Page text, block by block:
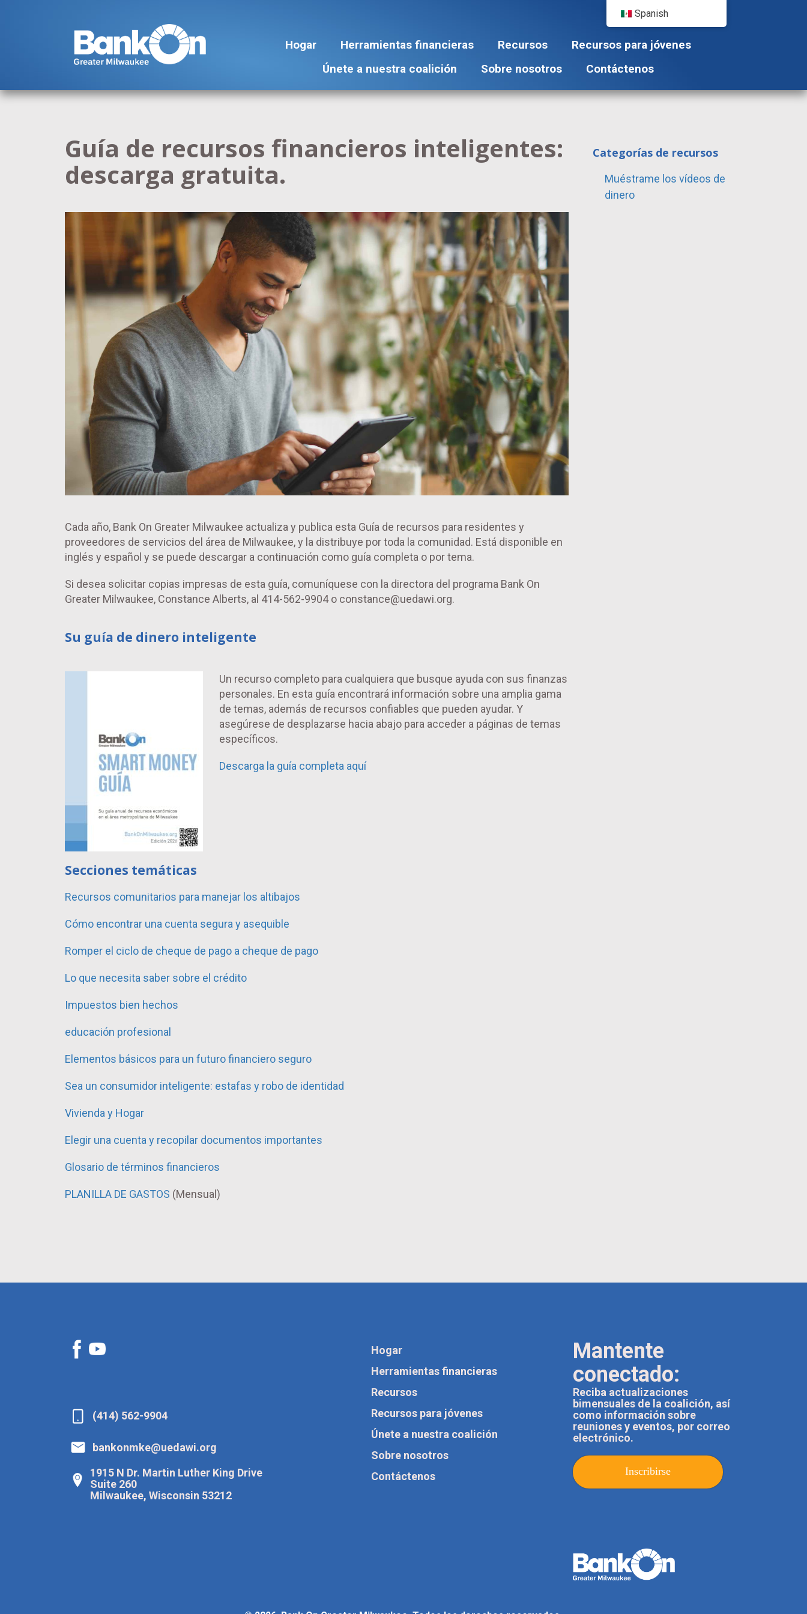
Hogar Herramientas financieras Recursos
Recursos para jóvenes
Únete a nuestra coalición
Sobre nosotros Contáctenos
Guía de recursos financieros inteligentes:
descarga gratuita.
Cada año, Bank On Greater Milwaukee actualiza y publica esta Guía de recursos para residentes y
proveedores de servicios del área de Milwaukee, y la distribuye por toda la comunidad. Está disponible en
inglés y español y se puede descargar a continuación como guía completa o por tema.
Si desea solicitar copias impresas de esta guía, comuníquese con la directora del programa Bank On
Greater Milwaukee, Constance Alberts, al 414-562-9904 o constance@uedawi.org.
Su guía de dinero inteligente
Un recurso completo para cualquiera que busque ayuda con sus finanzas
personales. En esta guía encontrará información sobre una amplia gama
de temas, además de recursos confiables que pueden ayudar. Y
asegúrese de desplazarse hacia abajo para acceder a páginas de temas
específicos.
Descarga la guía completa aquí
Secciones temáticas
Recursos comunitarios para manejar los altibajos
Cómo encontrar una cuenta segura y asequible
Romper el ciclo de cheque de pago a cheque de pago
Lo que necesita saber sobre el crédito
Impuestos bien hechos
educación profesional
Elementos básicos para un futuro financiero seguro
Sea un consumidor inteligente: estafas y robo de identidad
Vivienda y Hogar
Elegir una cuenta y recopilar documentos importantes
Glosario de términos financieros
PLANILLA DE GASTOS (Mensual)
Categorías de recursos
Muéstrame los vídeos de
dinero
(414) 562-9904
bankonmke@uedawi.org
1915 N Dr. Martin Luther King Drive
Suite 260
Milwaukee, Wisconsin 53212
Hogar
Herramientas financieras
Recursos
Recursos para jóvenes
Únete a nuestra coalición
Sobre nosotros
Contáctenos
Mantente
conectado:
Reciba actualizaciones
bimensuales de la coalición, así
como información sobre
reuniones y eventos, por correo
electrónico.
Inscribirse
Spanish